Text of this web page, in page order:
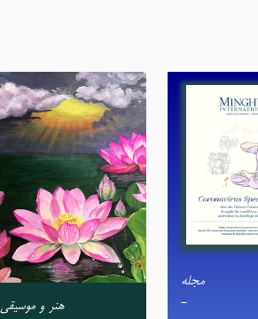
مجله
- هنر و موسیقی